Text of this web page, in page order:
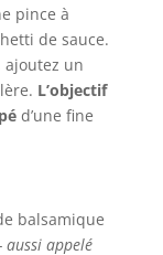
pince à
de sauce.
ajoutez un
L’objectif
d’une fine
balsamique
appelé